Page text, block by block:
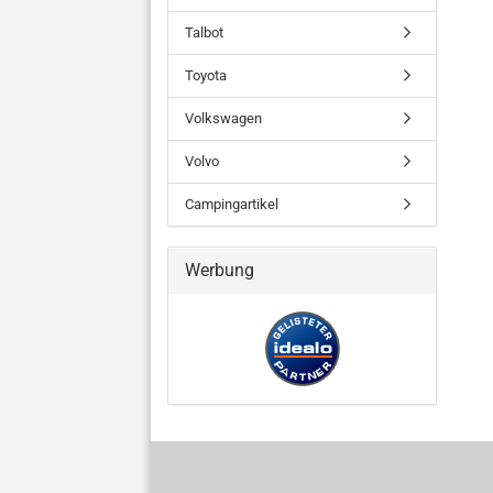
Talbot
Toyota
Volkswagen
Volvo
Campingartikel
Werbung